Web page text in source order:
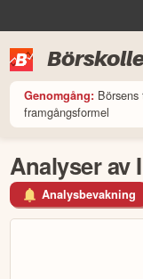
Genomgång:
framgångsformel
Analyser av
Analysbevakning